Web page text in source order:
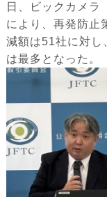
日、ビックカメラ
により、再発防止
減額は51社に対し
は最多となった。